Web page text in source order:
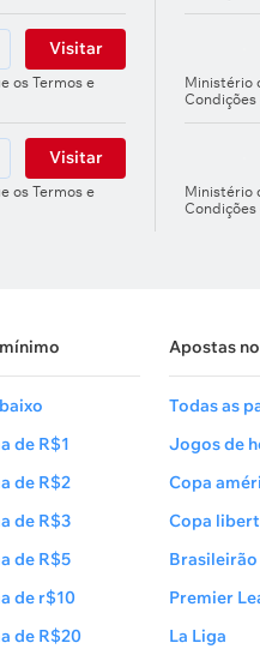
Visitar
os Termos e
Visitar
os Termos e
Ministério
Condições
Ministério
Condições
Apostas
de R$1
de R$2
de R$3
de R$5
de r$10
de R$20
Todas as
Jogos de
Copa
Copa
Brasileirão
Premier
La Liga